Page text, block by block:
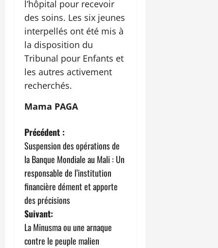
l’hôpital pour recevoir
des soins. Les six jeunes
interpellés ont été mis à
la disposition du
Tribunal pour Enfants et
les autres activement
recherchés.
Mama PAGA
N
a
v
i
g
a
Précédent :
Suspension des opérations de
la Banque Mondiale au Mali : Un
responsable de l’institution
financière dément et apporte
des précisions
Suivant:
La Minusma ou une arnaque
contre le peuple malien